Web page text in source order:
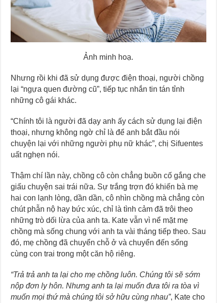
Ảnh minh hoạ.
Nhưng rồi khi đã sử dụng được điện thoại, người chồng
lại “ngựa quen đường cũ”, tiếp tục nhắn tin tán tỉnh
những cô gái khác.
“Chính tôi là người đã dạy anh ấy cách sử dụng lại điện
thoại, nhưng không ngờ chỉ là để anh bắt đầu nói
chuyện lại với những người phụ nữ khác”, chị Sifuentes
uất nghẹn nói.
Thậm chí lần này, chồng cô còn chẳng buồn cố gắng che
giấu chuyện sai trái nữa. Sự trắng trợn đó khiến bà mẹ
hai con lạnh lòng, dần dần, cô nhìn chồng mà chẳng còn
chút phẫn nộ hay bức xúc, chỉ là tình cảm đã trôi theo
những trò dối lừa của anh ta. Kate vẫn vì nể mặt mẹ
chồng mà sống chung với anh ta vài tháng tiếp theo. Sau
đó, mẹ chồng đã chuyển chỗ ở và chuyển đến sống
cùng con trai trong một căn hộ riêng.
“Trả trả anh ta lại cho mẹ chồng luôn. Chúng tôi sẽ sớm
nộp đơn ly hôn. Nhưng anh ta lại muốn đưa tôi ra tòa vì
muốn mọi thứ mà chúng tôi sở hữu cùng nhau”, Kate cho